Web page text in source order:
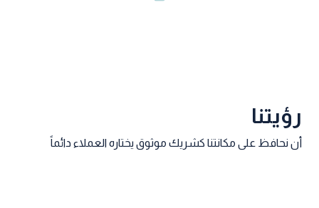
رؤيتنا
أن نحافظ على مكانتنا كشريك موثوق يختاره العملاء دائماً